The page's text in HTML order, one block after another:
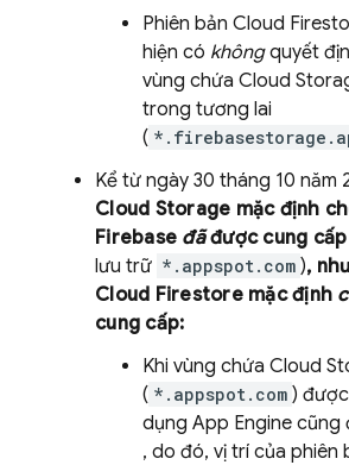
Phiên bản Cloud
hiện có khôngquyết
vùng chứa Cloud
trong tương lai
(
Kể từ ngày 30 tháng 10 năm
Cloud Storage mặc định
Firebase đãđược cung cấp
lưu trữ *.appspot.com ),
Cloud Firestoremặc định
cung cấp:
Khi vùng chứa Cloud
( *.appspot.com )
dụng App Engine cũng
, do đó, vị trí của phiên